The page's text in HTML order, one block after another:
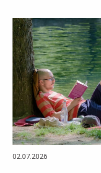
02.07.2026